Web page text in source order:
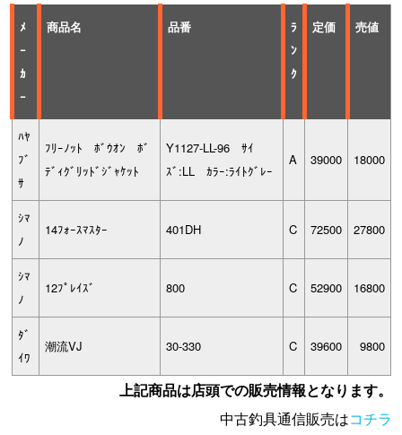
ﾒ
ｰ
ｶ
ｰ
商品名 品番
ﾗ
ﾝ
ｸ
定価 売値
ﾊﾔ
ﾌﾞ
ｻ
ﾌﾘｰﾉｯﾄ ﾎﾞｳｵﾝ ﾎﾞ
ﾃﾞｨｸﾞﾘｯﾄﾞｼﾞｬｹｯﾄ
Y1127-LL-96 ｻｲ
ｽﾞ:LL ｶﾗｰ:ﾗｲﾄｸﾞﾚｰ
A 39000 18000
ｼﾏ
ﾉ
14ﾌｫｰｽﾏｽﾀｰ 401DH C 72500 27800
ｼﾏ
ﾉ
12ﾌﾟﾚｲｽﾞ 800 C 52900 16800
ﾀﾞ
ｲﾜ
潮流VJ 30-330 C 39600 9800
上記商品は店頭での販売情報となります。
中古釣具通信販売はコチラ